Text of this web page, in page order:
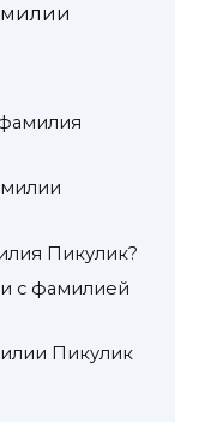
Пикулик?
с фамилией
Пикулик